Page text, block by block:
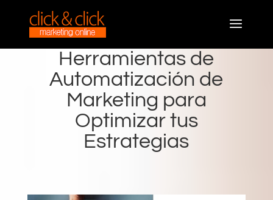
Herramientas de
Automatización de
Marketing para
Optimizar tus
Estrategias